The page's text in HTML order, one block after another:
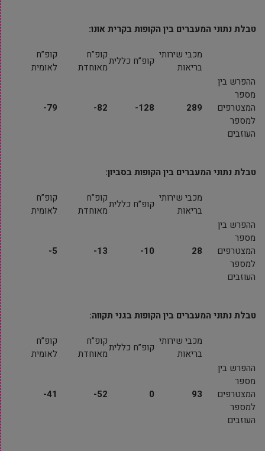
טבלת נתוני המעברים בין הקופות בקרית אונו:
מכבי שירותי
בריאות
קופ”ח כלליתקופ”ח
מאוחדת
קופ”ח
לאומית
ההפרש בין
מספר
המצטרפים
למספר
העוזבים
289
128-
82-
79-
טבלת נתוני המעברים בין הקופות בסביון:
מכבי שירותי
בריאות
קופ”ח כלליתקופ”ח
מאוחדת
קופ”ח
לאומית
ההפרש בין
מספר
המצטרפים
למספר
העוזבים
28
10-
13-
5-
טבלת נתוני המעברים בין הקופות בגני תקווה:
מכבי שירותי
בריאות
קופ”ח כלליתקופ”ח
מאוחדת
קופ”ח
לאומית
ההפרש בין
מספר
המצטרפים
למספר
העוזבים
93
0
52-
41-